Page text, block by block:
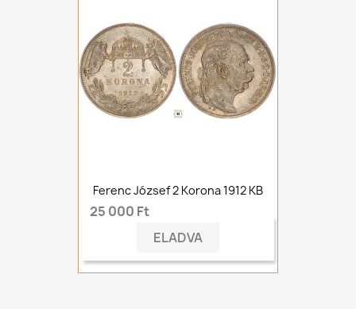
Ferenc József 2 Korona 1912 KB
25 000 Ft
ELADVA